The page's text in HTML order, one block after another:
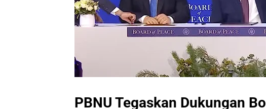
PBNU Tegaskan Dukungan